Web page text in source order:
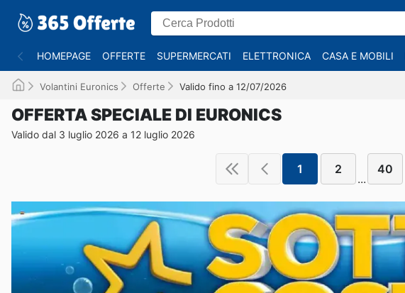
HOMEPAGE OFFERTE SUPERMERCATI ELETTRONICA CASA E MOBILI
Volantini Euronics Offerte Valido fino a 12/07/2026
OFFERTA SPECIALE DI EURONICS
Valido dal 3 luglio 2026 a 12 luglio 2026
1 2
...
40